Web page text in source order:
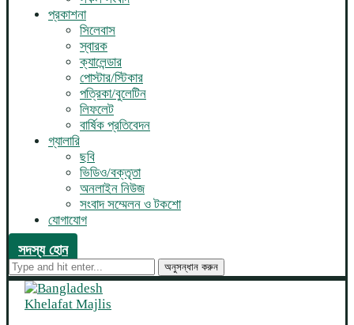
প্রকাশনা
সিলেবাস
স্বারক
ক্যালেন্ডার
পোস্টার/স্টিকার
পত্রিকা/বুলেটিন
লিফলেট
বার্ষিক প্রতিবেদন
গ্যালারি
ছবি
ভিডিও/বক্তৃতা
অনলাইন নিউজ
সংবাদ সম্মেলন ও টকশো
যোগাযোগ
সদস্য হোন
অনুসন্ধান করুন